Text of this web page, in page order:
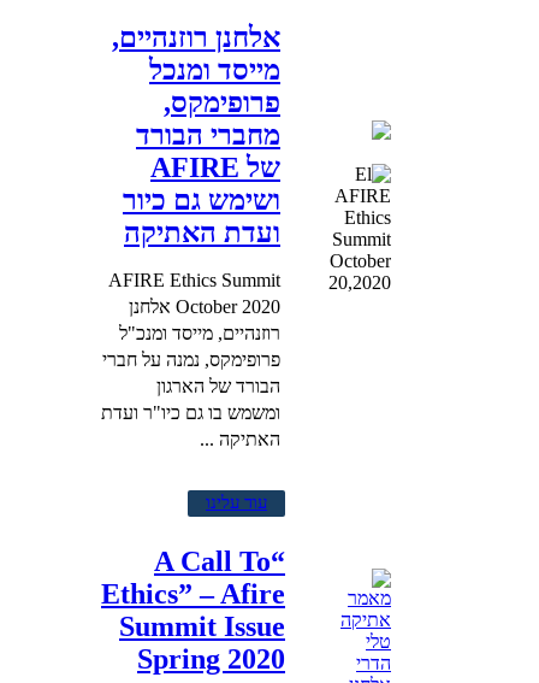
אלחנן רוזנהיים,
מייסד ומנכל
פרופימקס,
מחברי הבורד
של AFIRE
ושימש גם כיור
ועדת האתיקה
AFIRE Ethics Summit
October 2020 אלחנן
רוזנהיים, מייסד ומנכ"ל
פרופימקס, נמנה על חברי
הבורד של הארגון
ומשמש בו גם כיו"ר ועדת
האתיקה ...
עוד עלינו
“A Call To
Ethics” – Afire
Summit Issue
Spring 2020